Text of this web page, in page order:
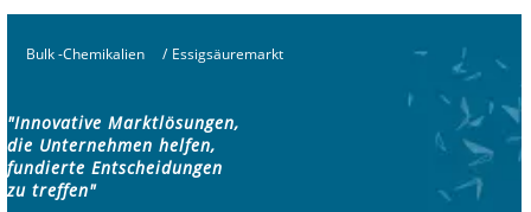
Bulk -Chemikalien / Essigsäuremarkt
"Innovative Marktlösungen,
die Unternehmen helfen,
fundierte Entscheidungen
zu treffen"